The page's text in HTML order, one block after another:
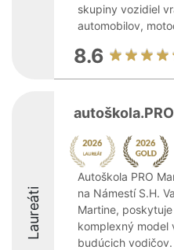
skupiny vozidiel
automobilov,
8.6
Laureáti
Autoškola PRO
na Námestí S.H.
Martine,
komplexný model
budúcich